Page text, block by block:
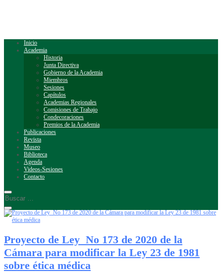
Inicio
Academia
Historia
Junta Directiva
Gobierno de la Academia
Miembros
Sesiones
Capítulos
Academias Regionales
Comisiones de Trabajo
Condecoraciones
Premios de la Academia
Publicaciones
Revista
Museo
Biblioteca
Agenda
Videos-Sesiones
Contacto
Proyecto de Ley No 173 de 2020 de la
Cámara para modificar la Ley 23 de 1981
sobre ética médica